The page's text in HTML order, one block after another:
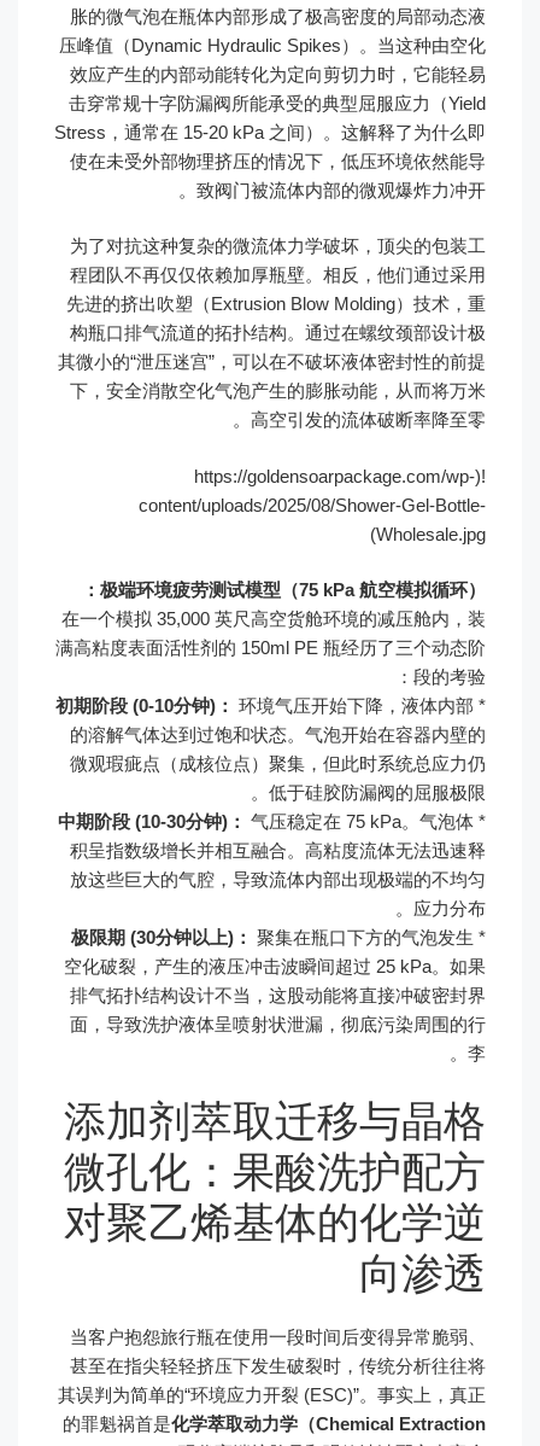
胀的微气泡在瓶体内部形成了极高密度的局部动态液
压峰值（Dynamic Hydraulic Spikes）。当这种由空化
效应产生的内部动能转化为定向剪切力时，它能轻易
击穿常规十字防漏阀所能承受的典型屈服应力（Yield
Stress，通常在 15-20 kPa 之间）。这解释了为什么即
使在未受外部物理挤压的情况下，低压环境依然能导
致阀门被流体内部的微观爆炸力冲开。
为了对抗这种复杂的微流体力学破坏，顶尖的包装工
程团队不再仅仅依赖加厚瓶壁。相反，他们通过采用
先进的挤出吹塑（Extrusion Blow Molding）技术，重
构瓶口排气流道的拓扑结构。通过在螺纹颈部设计极
其微小的“泄压迷宫”，可以在不破坏液体密封性的前提
下，安全消散空化气泡产生的膨胀动能，从而将万米
高空引发的流体破断率降至零。
!(https://goldensoarpackage.com/wp-
content/uploads/2025/08/Shower-Gel-Bottle-
Wholesale.jpg)
极端环境疲劳测试模型（75 kPa 航空模拟循环）：
在一个模拟 35,000 英尺高空货舱环境的减压舱内，装
满高粘度表面活性剂的 150ml PE 瓶经历了三个动态阶
段的考验：
*
初期阶段 (0-10分钟)： 环境气压开始下降，液体内部
的溶解气体达到过饱和状态。气泡开始在容器内壁的
微观瑕疵点（成核位点）聚集，但此时系统总应力仍
低于硅胶防漏阀的屈服极限。
*
中期阶段 (10-30分钟)： 气压稳定在 75 kPa。气泡体
积呈指数级增长并相互融合。高粘度流体无法迅速释
放这些巨大的气腔，导致流体内部出现极端的不均匀
应力分布。
*
极限期 (30分钟以上)： 聚集在瓶口下方的气泡发生
空化破裂，产生的液压冲击波瞬间超过 25 kPa。如果
排气拓扑结构设计不当，这股动能将直接冲破密封界
面，导致洗护液体呈喷射状泄漏，彻底污染周围的行
李。
添加剂萃取迁移与晶格
微孔化：果酸洗护配方
对聚乙烯基体的化学逆
向渗透
当客户抱怨旅行瓶在使用一段时间后变得异常脆弱、
甚至在指尖轻轻挤压下发生破裂时，传统分析往往将
其误判为简单的“环境应力开裂 (ESC)”。事实上，真正
的罪魁祸首是化学萃取动力学（Chemical Extraction